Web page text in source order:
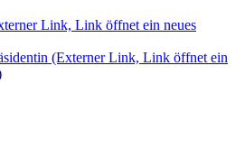
Link, Link öffnet ein neues
(Externer Link, Link öffnet ein